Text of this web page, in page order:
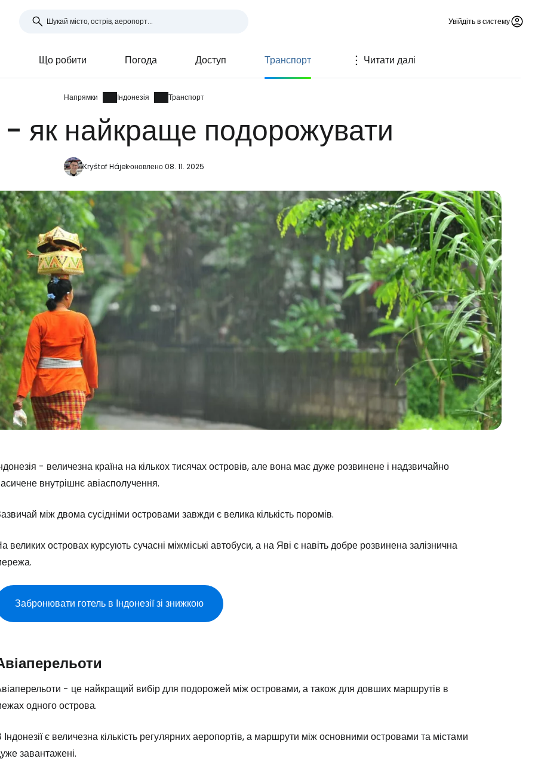
Увійдіть в систему
Що робити Погода Доступ Транспорт Читати далі
Напрямки Індонезія Транспорт
- як найкраще подорожувати
Kryštof Hájekоновлено 08. 11. 2025
- величезна країна на кількох тисячах островів, але вона має дуже розвинене і надзвичайно
внутрішнє авіасполучення.
між двома сусідніми островами завжди є велика кількість поромів.
великих островах курсують сучасні міжміські автобуси, а на Яві є навіть добре розвинена залізнична
Забронювати готель в Індонезії зі знижкою
- це найкращий вибір для подорожей між островами, а також для довших маршрутів в
одного острова.
Індонезії є величезна кількість регулярних аеропортів, а маршрути між основними островами та містами
завантажені.